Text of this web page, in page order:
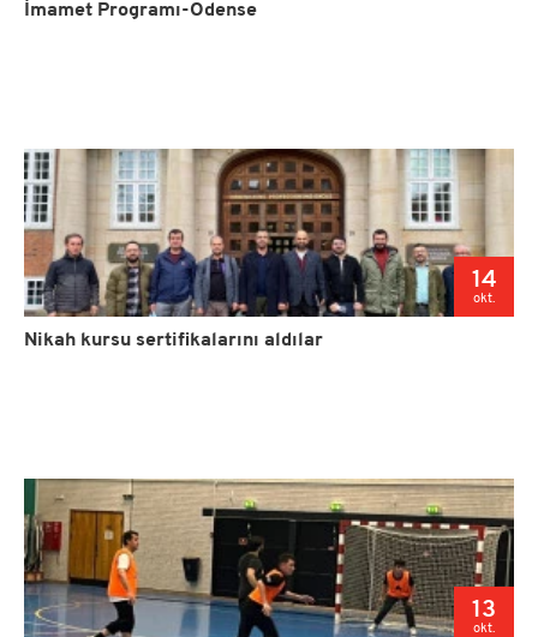
İmamet Programı-Odense
14
okt.
Nikah kursu sertifikalarını aldılar
13
okt.